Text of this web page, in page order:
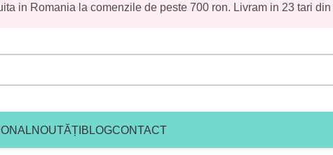
in Romania la comenzile de peste 700 ron. Livram in 23 tari
NOUTĂȚI BLOGCONTACT